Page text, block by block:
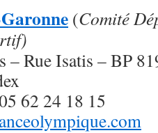
(Comité
– Rue Isatis – BP
62 24 18 15